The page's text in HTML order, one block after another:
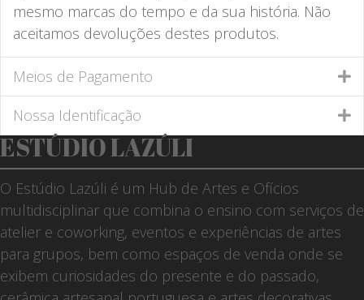
mesmo marcas do tempo e da sua história. Não
aceitamos devoluções destes produtos.
Meios de Pagamento
Nossa Identificação
ESTÚDIO LAZÚLI
O Estúdio Lazúli é um Hub de Artes e Ofícios
multidisciplinar que combina o ensino com serviços de
atelier e coworking, eventos e experiências de artes
para grupos, bem como espaços de venda onde se
exibem curiosidades do presente e do passado,